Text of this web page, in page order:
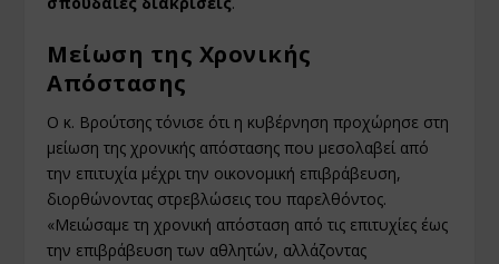
Μείωση της Χρονικής
Απόστασης
Ο κ. Βρούτσης τόνισε ότι η κυβέρνηση προχώρησε στη
μείωση της χρονικής απόστασης που μεσολαβεί από
την επιτυχία μέχρι την οικονομική επιβράβευση,
διορθώνοντας στρεβλώσεις του παρελθόντος.
«Μειώσαμε τη χρονική απόσταση από τις επιτυχίες έως
την επιβράβευση των αθλητών, αλλάζοντας